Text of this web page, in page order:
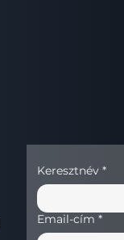
Keresztnév *
Email-cím *